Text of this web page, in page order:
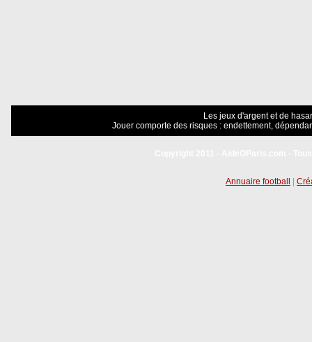
Les jeux d'argent et de
Jouer comporte des risques : endettement,
Annuaire football